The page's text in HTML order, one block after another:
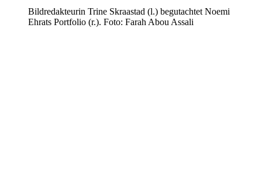
Bildredakteurin Trine Skraastad (l.) begutachtet Noemi
Ehrats Portfolio (r.). Foto: Farah Abou Assali